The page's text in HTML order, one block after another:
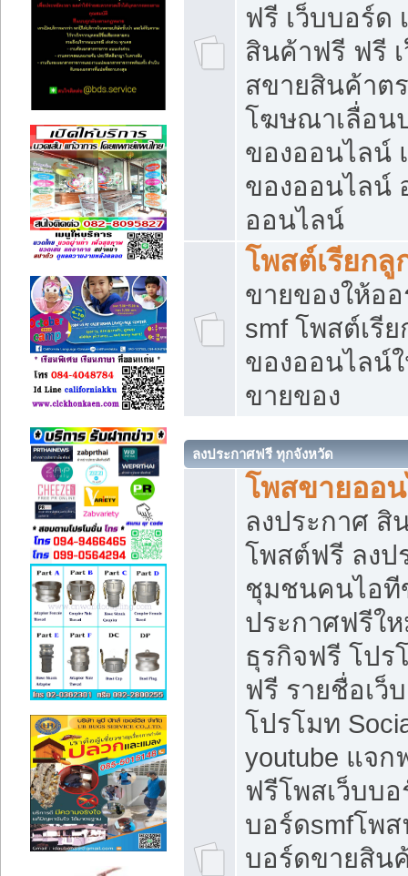
ฟรี เว็บบอร์ด
สินค้าฟรี ฟรี
สขายสินค้าต
โฆษณาเลื่อน
ของออนไลน์
ของออนไลน์
ออนไลน์
โพสต์เรียก
ขายของให้ออ
smf โพสต์เรี
ของออนไลน์
ขายของ
ลงประกาศฟรี ทุกจังหวัด
โพสขายออ
ลงประกาศ สิ
โพสต์ฟรี ลงป
ชุมชนคนไอที
ประกาศฟรีใ
ธุรกิจฟรี โป
ฟรี รายชื่อเว็
โปรโมท
youtube แจก
ฟรีโพสเว็บบอ
บอร์ดsmfโพ
บอร์ดขายสิน